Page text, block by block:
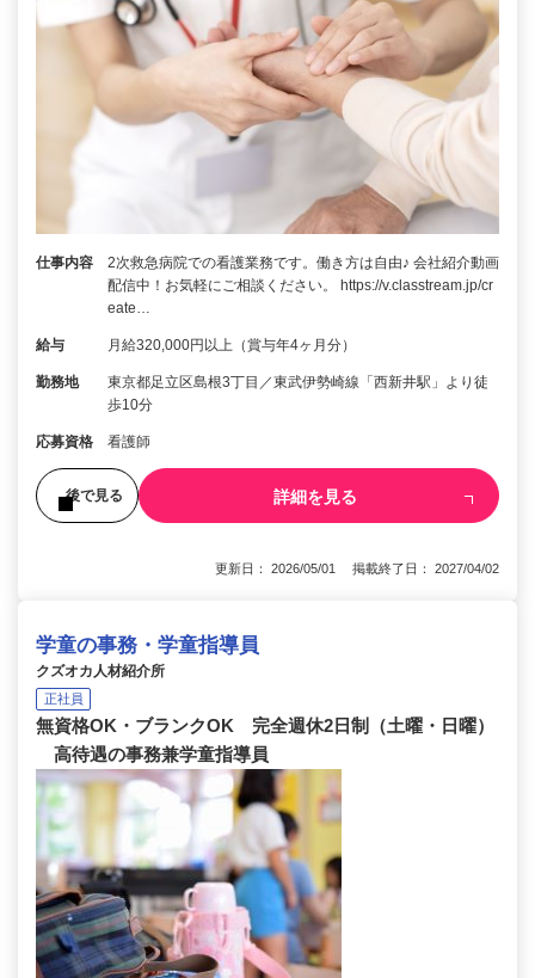
仕事内容
2次救急病院での看護業務です。働き方は自由♪ 会社紹介動画
配信中！お気軽にご相談ください。 https://v.classtream.jp/cr
eate…
給与 月給320,000円以上（賞与年4ヶ月分）
勤務地
東京都足立区島根3丁目／東武伊勢崎線「西新井駅」より徒
歩10分
応募資格 看護師
後で見る 詳細を見る
更新日： 2026/05/01 掲載終了日： 2027/04/02
学童の事務・学童指導員
クズオカ人材紹介所
正社員
無資格OK・ブランクOK 完全週休2日制（土曜・日曜）
高待遇の事務兼学童指導員